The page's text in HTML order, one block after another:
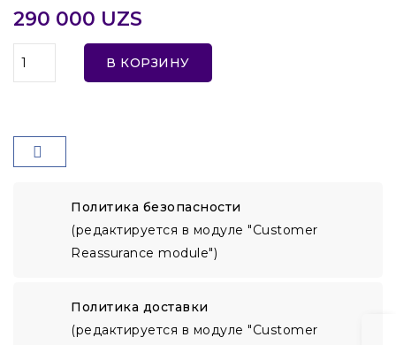
290 000 UZS
В КОРЗИНУ
Политика безопасности
(редактируется в модуле "Customer
Reassurance module")
Политика доставки
(редактируется в модуле "Customer